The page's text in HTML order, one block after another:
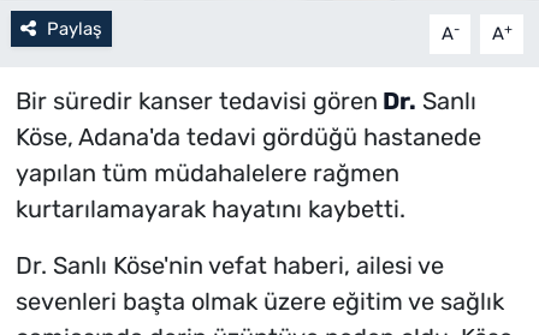
Paylaş A- A+
Bir süredir kanser tedavisi gören Dr. Sanlı
Köse, Adana'da tedavi gördüğü hastanede
yapılan tüm müdahalelere rağmen
kurtarılamayarak hayatını kaybetti.
Dr. Sanlı Köse'nin vefat haberi, ailesi ve
sevenleri başta olmak üzere eğitim ve sağlık